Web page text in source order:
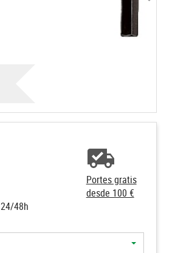
Portes gratis
desde 100 €
24/48h